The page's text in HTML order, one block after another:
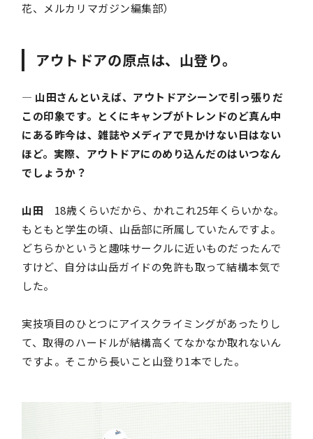
花、メルカリマガジン編集部）
アウトドアの原点は、山登り。
― 山田さんといえば、アウトドアシーンで引っ張りだ
この印象です。とくにキャンプがトレンドのど真ん中
にある昨今は、雑誌やメディアで見かけない日はない
ほど。実際、アウトドアにのめり込んだのはいつなん
でしょうか？
山田 18歳くらいだから、かれこれ25年くらいかな。
もともと学生の頃、山岳部に所属していたんですよ。
どちらかというと趣味サークルに近いものだったんで
すけど、自分は山岳ガイドの免許も取って結構本気で
した。
実技項目のひとつにアイスクライミングがあったりし
て、取得のハードルが結構高くてなかなか取れないん
ですよ。そこから長いこと山登り1本でした。